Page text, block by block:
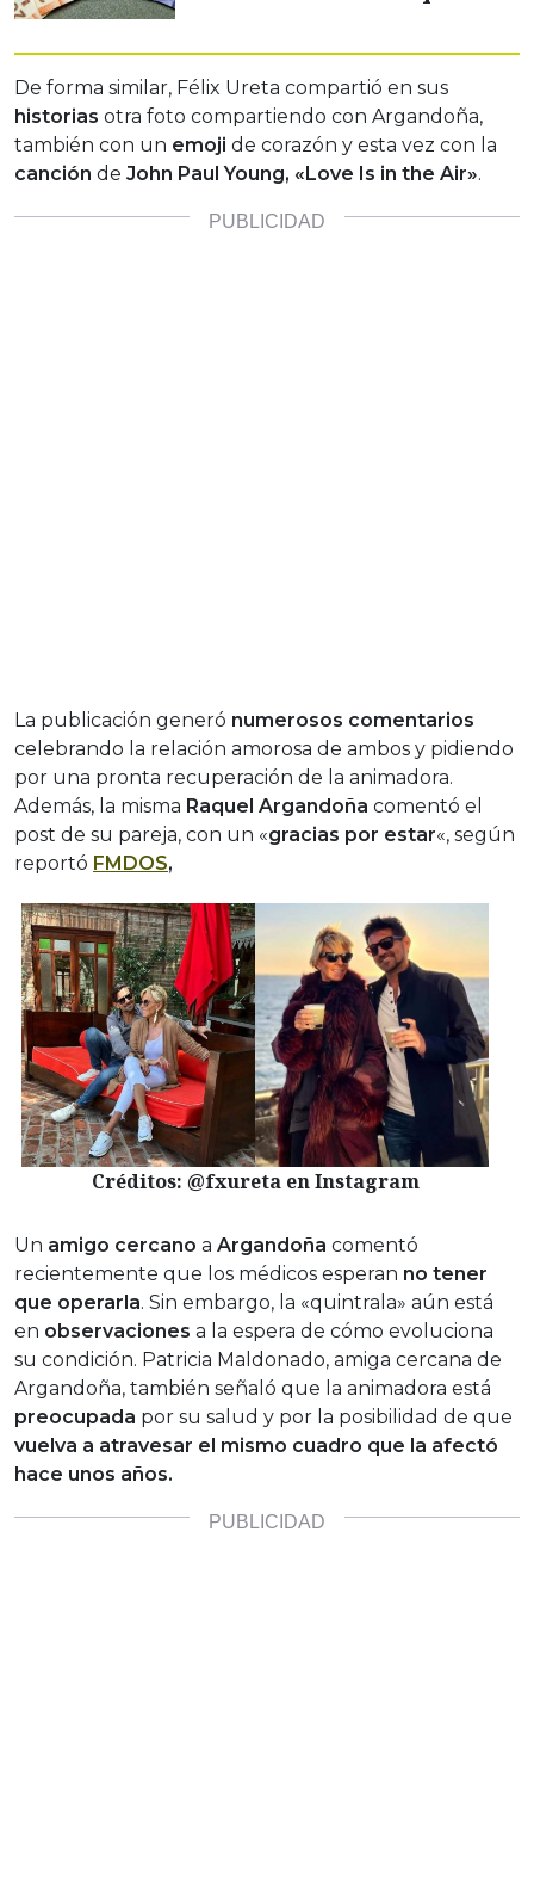
De forma similar, Félix Ureta compartió en sus
historias otra foto compartiendo con Argandoña,
también con un emoji de corazón y esta vez con la
canción de John Paul Young, «Love Is in the Air».
La publicación generó numerosos comentarios
celebrando la relación amorosa de ambos y pidiendo
por una pronta recuperación de la animadora.
Además, la misma Raquel Argandoña comentó el
post de su pareja, con un «gracias por estar«, según
reportó FMDOS,
Créditos: @fxureta en Instagram
Un amigo cercano a Argandoña comentó
recientemente que los médicos esperan no tener
que operarla. Sin embargo, la «quintrala» aún está
en observaciones a la espera de cómo evoluciona
su condición. Patricia Maldonado, amiga cercana de
Argandoña, también señaló que la animadora está
preocupada por su salud y por la posibilidad de que
vuelva a atravesar el mismo cuadro que la afectó
hace unos años.